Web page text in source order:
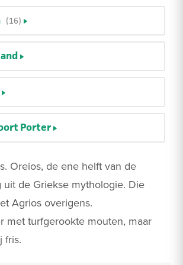
Oreios, de ene helft van de
de Griekse mythologie. Die
Agrios overigens.
met turfgerookte mouten, maar
fris.
(16)
Porter